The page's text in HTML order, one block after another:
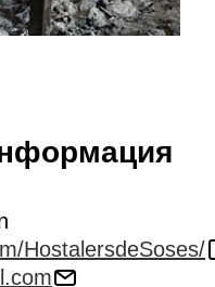
HostalersdeSoses/